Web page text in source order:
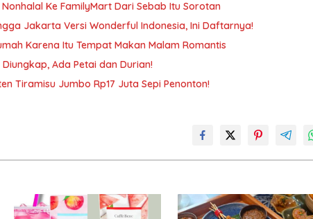
Ke FamilyMart Dari Sebab Itu Sorotan
Jakarta Versi Wonderful Indonesia, Ini Daftarnya!
Karena Itu Tempat Makan Malam Romantis
Ada Petai dan Durian!
Tiramisu Jumbo Rp17 Juta Sepi Penonton!